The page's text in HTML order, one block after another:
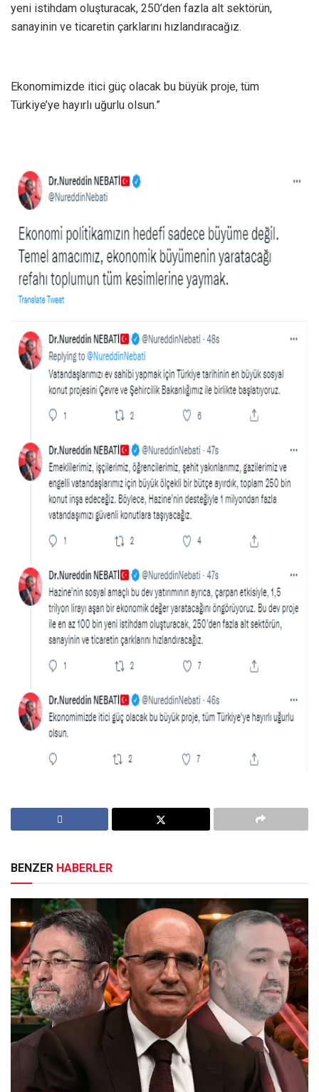
yeni istihdam oluşturacak, 250’den fazla alt sektörün,
sanayinin ve ticaretin çarklarını hızlandıracağız.
Ekonomimizde itici güç olacak bu büyük proje, tüm
Türkiye’ye hayırlı uğurlu olsun.”
BENZER HABERLER